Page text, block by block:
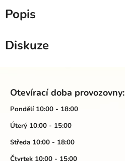
Popis
Diskuze
Otevírací doba provozovny:
Pondělí 10:00 - 18:00
Úterý 10:00 - 15:00
Středa 10:00 - 18:00
Čtvrtek 10:00 - 15:00